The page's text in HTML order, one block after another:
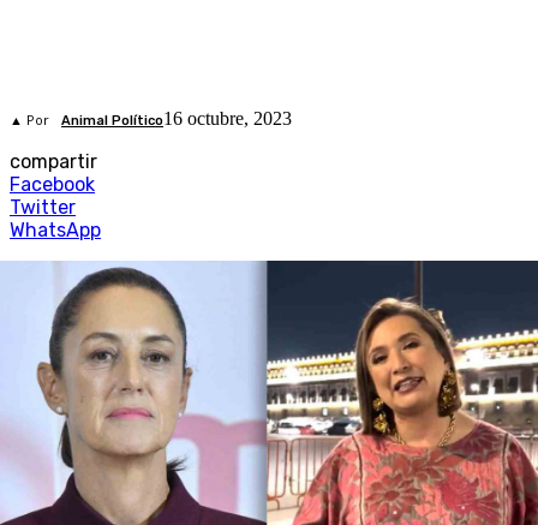
▲ Por Animal Político16 octubre, 2023
compartir
Facebook
Twitter
WhatsApp